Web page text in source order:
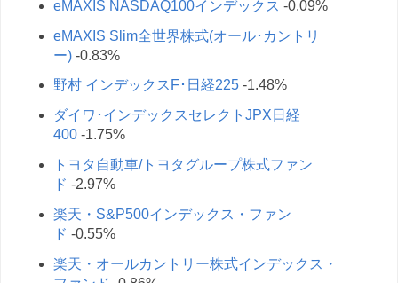
eMAXIS NASDAQ100インデックス -0.09%
eMAXIS Slim全世界株式(オール･カントリ
ー) -0.83%
野村 インデックスF･日経225 -1.48%
ダイワ･インデックスセレクトJPX日経
400 -1.75%
トヨタ自動車/トヨタグループ株式ファン
ド -2.97%
楽天・S&P500インデックス・ファン
ド -0.55%
楽天・オールカントリー株式インデックス・